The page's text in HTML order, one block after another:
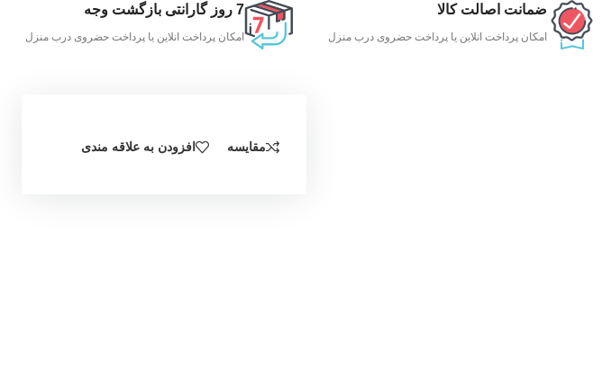
ضمانت اصالت کالا
امکان پرداخت انلاین یا پرداخت حضروی درب منزل
7 روز گارانتی بازگشت وجه
امکان پرداخت انلاین یا پرداخت حضروی درب منزل
مقایسه افزودن به علاقه مندی